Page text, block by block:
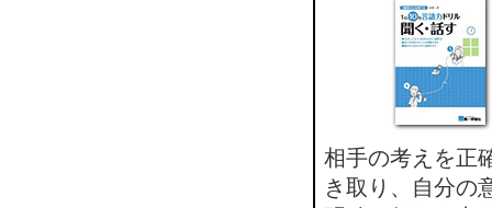
相手の考えを正
き取り、自分の